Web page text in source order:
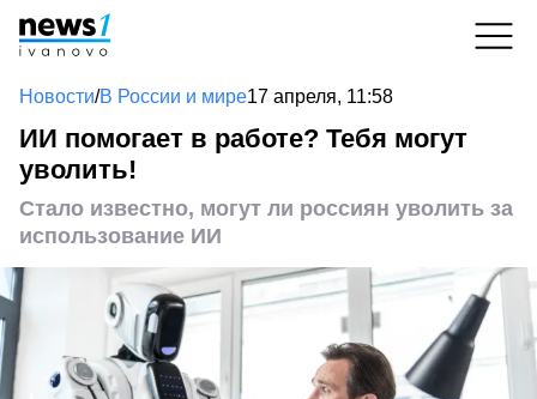
Новости/В России и мире17 апреля, 11:58
ИИ помогает в работе? Тебя могут
уволить!
Стало известно, могут ли россиян уволить за
использование ИИ